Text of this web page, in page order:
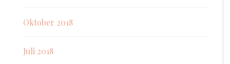
Oktober 2018
Juli 2018